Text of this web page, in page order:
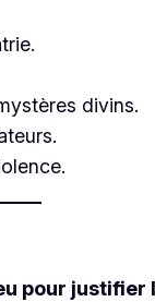
divins.
pour justifier